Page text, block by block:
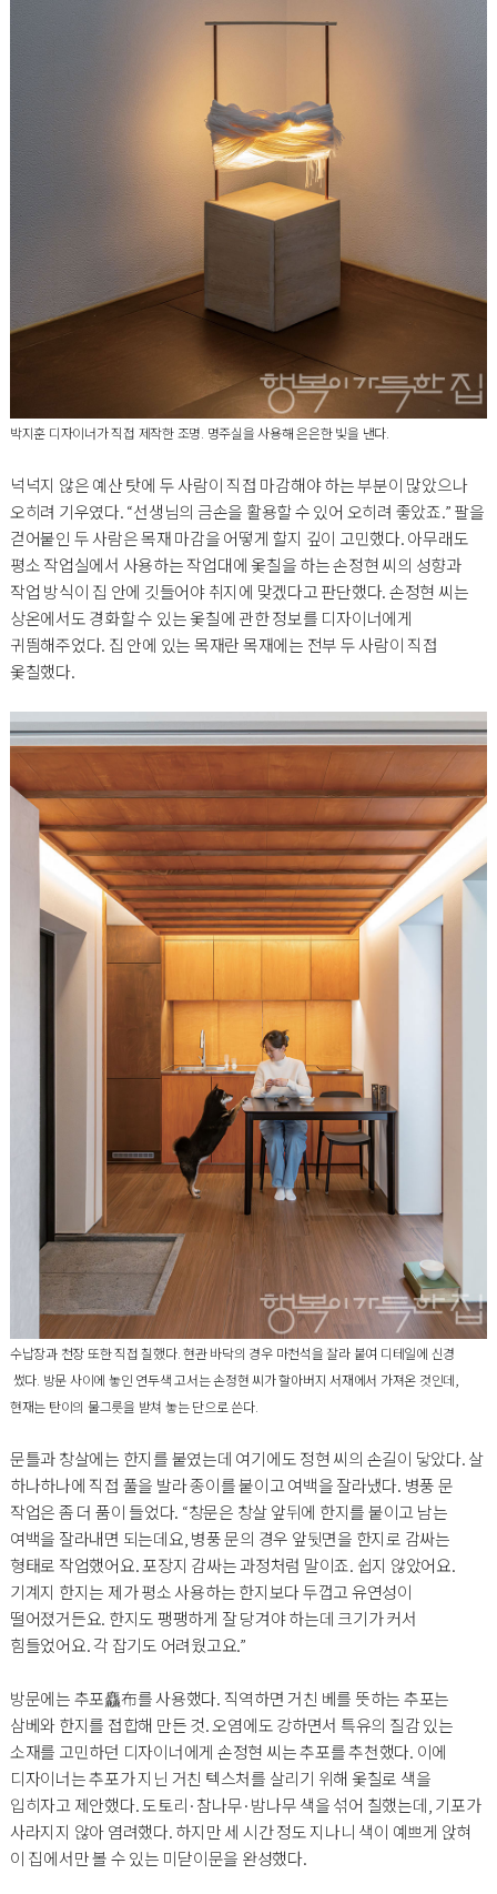
박지훈 디자이너가 직접 제작한 조명. 명주실을 사용해 은은한 빛을 낸다.
넉넉지 않은 예산 탓에 두 사람이 직접 마감해야 하는 부분이 많았으나
오히려 기우였다. “선생님의 금손을 활용할 수 있어 오히려 좋았죠.” 팔을
걷어붙인 두 사람은 목재 마감을 어떻게 할지 깊이 고민했다. 아무래도
평소 작업실에서 사용하는 작업대에 옻칠을 하는 손정현 씨의 성향과
작업 방식이 집 안에 깃들어야 취지에 맞겠다고 판단했다. 손정현 씨는
상온에서도 경화할 수 있는 옻칠에 관한 정보를 디자이너에게
귀띔해주었다. 집 안에 있는 목재란 목재에는 전부 두 사람이 직접
옻칠했다.
수납장과 천장 또한 직접 칠했다. 현관 바닥의 경우 마천석을 잘라 붙여 디테일에 신경
썼다. 방문 사이에 놓인 연두색 고서는 손정현 씨가 할아버지 서재에서 가져온 것인데,
현재는 탄이의 물그릇을 받쳐 놓는 단으로 쓴다.
문틀과 창살에는 한지를 붙였는데 여기에도 정현 씨의 손길이 닿았다. 살
하나하나에 직접 풀을 발라 종이를 붙이고 여백을 잘라냈다. 병풍 문
작업은 좀 더 품이 들었다. “창문은 창살 앞뒤에 한지를 붙이고 남는
여백을 잘라내면 되는데요, 병풍 문의 경우 앞뒷면을 한지로 감싸는
형태로 작업했어요. 포장지 감싸는 과정처럼 말이죠. 쉽지 않았어요.
기계지 한지는 제가 평소 사용하는 한지보다 두껍고 유연성이
떨어졌거든요. 한지도 팽팽하게 잘 당겨야 하는데 크기가 커서
힘들었어요. 각 잡기도 어려웠고요.”
방문에는 추포麤布를 사용했다. 직역하면 거친 베를 뜻하는 추포는
삼베와 한지를 접합해 만든 것. 오염에도 강하면서 특유의 질감 있는
소재를 고민하던 디자이너에게 손정현 씨는 추포를 추천했다. 이에
디자이너는 추포가 지닌 거친 텍스처를 살리기 위해 옻칠로 색을
입히자고 제안했다. 도토리·참나무·밤나무 색을 섞어 칠했는데, 기포가
사라지지 않아 염려했다. 하지만 세 시간 정도 지나니 색이 예쁘게 앉혀
이 집에서만 볼 수 있는 미닫이문을 완성했다.